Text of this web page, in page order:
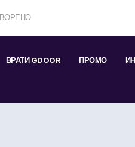
ВРАТИ GDOOR ПРОМО